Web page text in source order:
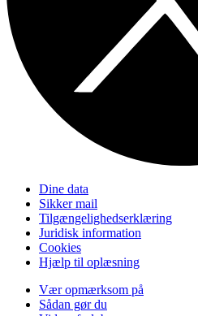
Dine data
Sikker mail
Tilgængelighedserklæring
Juridisk information
Cookies
Hjælp til oplæsning
Vær opmærksom på
Sådan gør du